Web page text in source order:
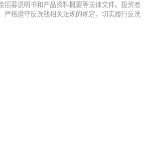
招募说明书和产品资料概要等法律文件。投资者
严格遵守反洗钱相关法规的规定，切实履行反洗